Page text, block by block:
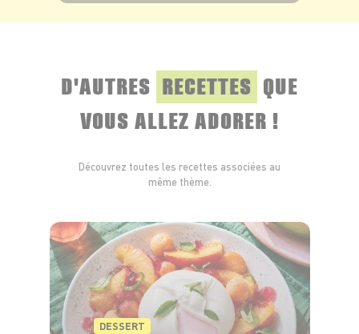
D'AUTRES RECETTES QUE
VOUS ALLEZ ADORER !
Découvrez toutes les recettes associées au
même thème.
DESSERT